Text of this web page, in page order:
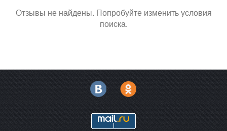
Отзывы не найдены. Попробуйте изменить условия
поиска.